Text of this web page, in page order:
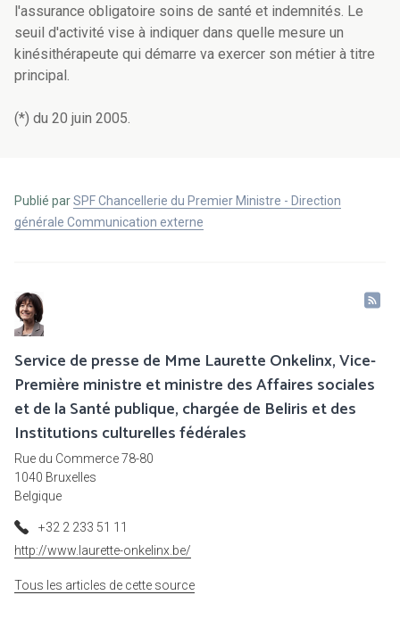
l'assurance obligatoire soins de santé et indemnités. Le
seuil d'activité vise à indiquer dans quelle mesure un
kinésithérapeute qui démarre va exercer son métier à titre
principal.
(*) du 20 juin 2005.
Publié parSPF Chancellerie du Premier Ministre - Direction
générale Communication externe
Service de presse de Mme Laurette Onkelinx, Vice-
Première ministre et ministre des Affaires sociales
et de la Santé publique, chargée de Beliris et des
Institutions culturelles fédérales
Rue du Commerce 78-80
1040 Bruxelles
Belgique
+32 2 233 51 11
http://www.laurette-onkelinx.be/
Tous les articles de cette source